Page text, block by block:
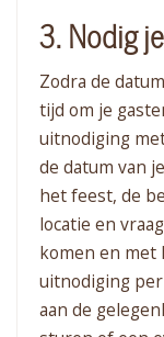
3. Nodig
Zodra de
tijd om je
uitnodiging
de datum van
het feest, de
locatie en
komen en met
uitnodiging
aan de